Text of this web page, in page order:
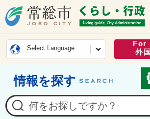
常総市公
Select Language
For
外
情報を探す